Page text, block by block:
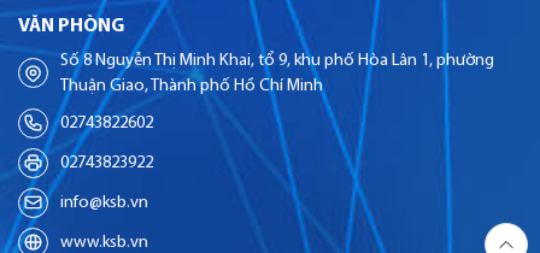
VĂN PHÒNG
Số 8 Nguyễn Thị Minh Khai, tổ 9, khu phố Hòa Lân 1, phường
Thuận Giao, Thành phố Hồ Chí Minh
02743822602
02743823922
info@ksb.vn
www.ksb.vn